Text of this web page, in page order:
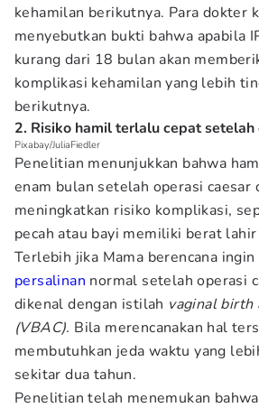
kehamilan berikutnya. Para dokter
menyebutkan bukti bahwa apabila
kurang dari 18 bulan akan
komplikasi kehamilan yang lebih
berikutnya.
2. Risiko hamil terlalu cepat setelah
Pixabay/JuliaFiedler
Penelitian menunjukkan bahwa
enam bulan setelah operasi caesar
meningkatkan risiko komplikasi,
pecah atau bayi memiliki berat lahir
Terlebih jika Mama berencana ingin
persalinan normal setelah operasi
dikenal dengan istilah vaginal birth
(VBAC). Bila merencanakan hal
membutuhkan jeda waktu yang
sekitar dua tahun.
Penelitian telah menemukan